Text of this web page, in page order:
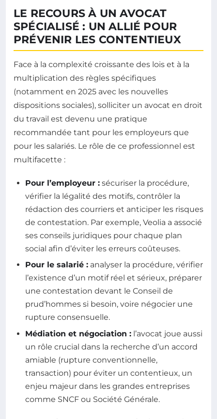
LE RECOURS À UN AVOCAT
SPÉCIALISÉ : UN ALLIÉ POUR
PRÉVENIR LES CONTENTIEUX
Face à la complexité croissante des lois et à la
multiplication des règles spécifiques
(notamment en 2025 avec les nouvelles
dispositions sociales), solliciter un avocat en droit
du travail est devenu une pratique
recommandée tant pour les employeurs que
pour les salariés. Le rôle de ce professionnel est
multifacette :
Pour l’employeur : sécuriser la procédure,
vérifier la légalité des motifs, contrôler la
rédaction des courriers et anticiper les risques
de contestation. Par exemple, Veolia a associé
ses conseils juridiques pour chaque plan
social afin d’éviter les erreurs coûteuses.
Pour le salarié : analyser la procédure, vérifier
l’existence d’un motif réel et sérieux, préparer
une contestation devant le Conseil de
prud’hommes si besoin, voire négocier une
rupture consensuelle.
Médiation et négociation : l’avocat joue aussi
un rôle crucial dans la recherche d’un accord
amiable (rupture conventionnelle,
transaction) pour éviter un contentieux, un
enjeu majeur dans les grandes entreprises
comme SNCF ou Société Générale.